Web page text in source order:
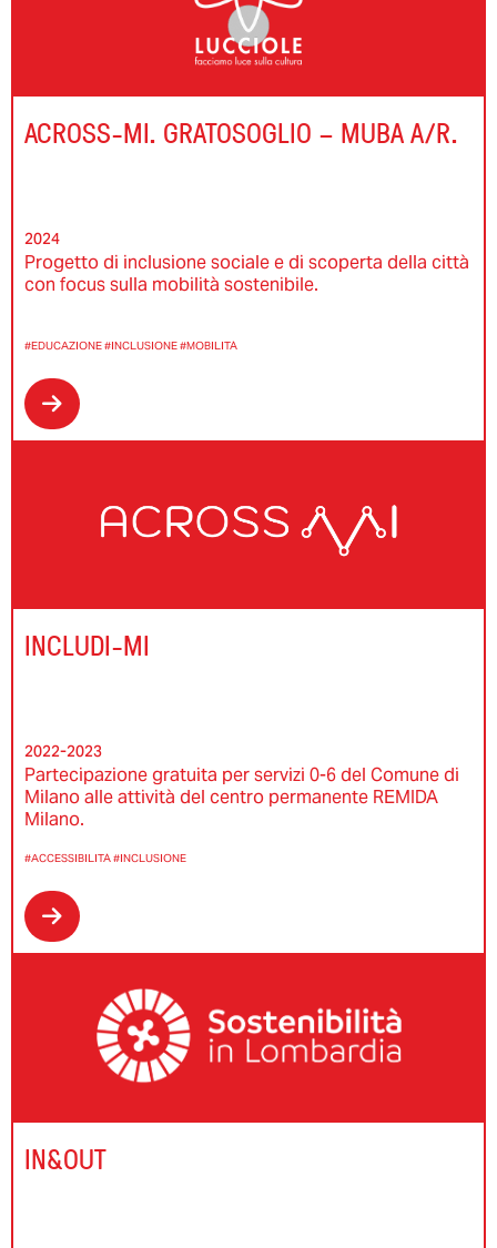
ACROSS-MI. GRATOSOGLIO – MUBA A/R.
2024
Progetto di inclusione sociale e di scoperta della città
con focus sulla mobilità sostenibile.
#EDUCAZIONE#INCLUSIONE#MOBILITÀ
INCLUDI-MI
2022-2023
Partecipazione gratuita per servizi 0-6 del Comune di
Milano alle attività del centro permanente REMIDA
Milano.
#ACCESSIBILITÀ#INCLUSIONE
IN&OUT